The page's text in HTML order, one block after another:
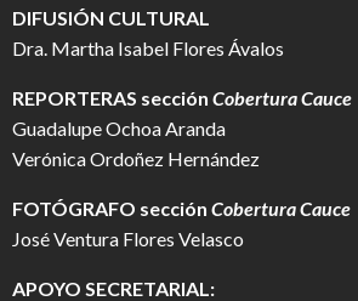
DIFUSIÓN CULTURAL
Dra. Martha Isabel Flores Ávalos
REPORTERAS sección Cobertura Cauce
Guadalupe Ochoa Aranda
Verónica Ordoñez Hernández
FOTÓGRAFO sección Cobertura Cauce
José Ventura Flores Velasco
APOYO SECRETARIAL: